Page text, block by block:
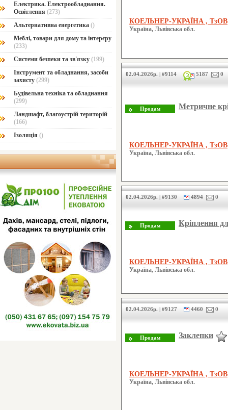
Електрика. Електрообладнання.
Освітлення (273)
Альтернативна енергетика ()
Меблі, товари для дому та інтерєру
(233)
Системи безпеки та зв'язку (199)
Інструмент та обладнання, засоби
захисту (299)
Будівельна техніка та обладнання
(299)
Ландшафт, благоустрій територій
(166)
Ізоляція ()
КОЕЛЬНЕР-УКРАЇНА , ТзОВ
Україна, Львівська обл.
02.04.2026р. | #9114 5187 0
Метричне
КОЕЛЬНЕР-УКРАЇНА , ТзОВ
Україна, Львівська обл.
02.04.2026р. | #9130 4894 0
Кріплення
КОЕЛЬНЕР-УКРАЇНА , ТзОВ
Україна, Львівська обл.
02.04.2026р. | #9127 4460 0
Заклепки
КОЕЛЬНЕР-УКРАЇНА , ТзОВ
Україна, Львівська обл.